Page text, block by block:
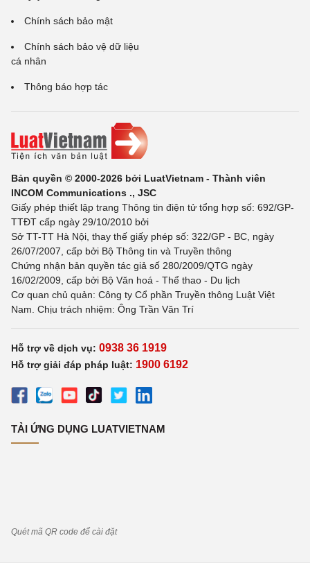
Chính sách bảo mật
Chính sách bảo vệ dữ liệu
cá nhân
Thông báo hợp tác
Bản quyền © 2000-2026 bởi LuatVietnam - Thành viên
INCOM Communications ., JSC
Giấy phép thiết lập trang Thông tin điện tử tổng hợp số: 692/GP-
TTĐT cấp ngày 29/10/2010 bởi
Sở TT-TT Hà Nội, thay thế giấy phép số: 322/GP - BC, ngày
26/07/2007, cấp bởi Bộ Thông tin và Truyền thông
Chứng nhận bản quyền tác giả số 280/2009/QTG ngày
16/02/2009, cấp bởi Bộ Văn hoá - Thể thao - Du lịch
Cơ quan chủ quản: Công ty Cổ phần Truyền thông Luật Việt
Nam. Chịu trách nhiệm: Ông Trần Văn Trí
Hỗ trợ về dịch vụ: 0938 36 1919
Hỗ trợ giải đáp pháp luật: 1900 6192
TẢI ỨNG DỤNG LUATVIETNAM
Quét mã QR code để cài đặt